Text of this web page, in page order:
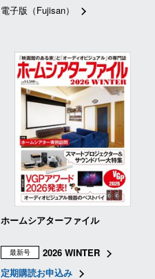
電子版（Fujisan）
ホームシアターファイル
最新号
2026 WINTER
定期購読お申込み